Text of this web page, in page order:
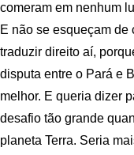
comeram em nenhum
E não se esqueçam de
traduzir direito aí,
disputa entre o Pará e
melhor. E queria dizer
desafio tão grande
planeta Terra. Seria